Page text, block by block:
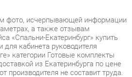
категории Готовые комплекты
производителя не составит труда.
ежедневно. Товары из
складе в Екатеринбурге вы
часовс момента оформления
можете заказать подъём на этаж